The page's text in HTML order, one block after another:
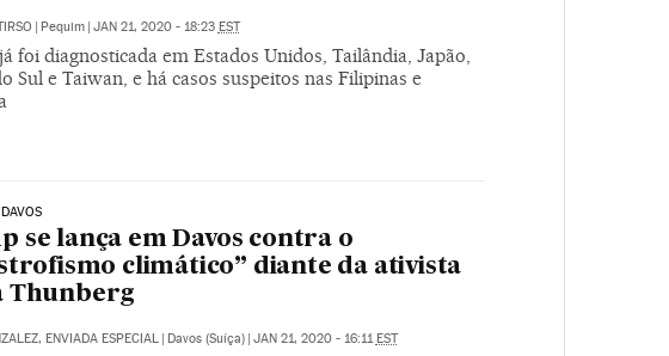
Pequim JAN 21, 2020 - 18:23 EST
foi diagnosticada em Estados Unidos, Tailândia, Japão,
Sul e Taiwan, e há casos suspeitos nas Filipinas e
se lança em Davos contra o
climático” diante da ativista
Thunberg
ENVIADA ESPECIAL | Davos (Suíça) | JAN 21, 2020 - 16:11 EST